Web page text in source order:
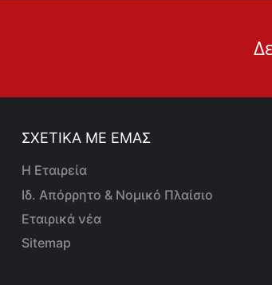
ΣΧΕΤΙΚΑ ΜΕ ΕΜΑΣ
Η Εταιρεία
Ιδ. Απόρρητο & Νομικό Πλαίσιο
Εταιρικά νέα
Sitemap